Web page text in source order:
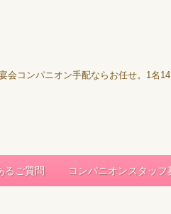
コンパニオン手配ならお任せ。1名
るご質問 コンパニオンスタッフ